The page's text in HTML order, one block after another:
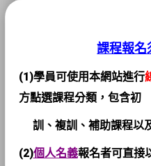
課程報名
(1)學員可使用本網站進行
方點選課程分類，包含初
訓、複訓、補助課程以
(2)個人名義報名者可直接